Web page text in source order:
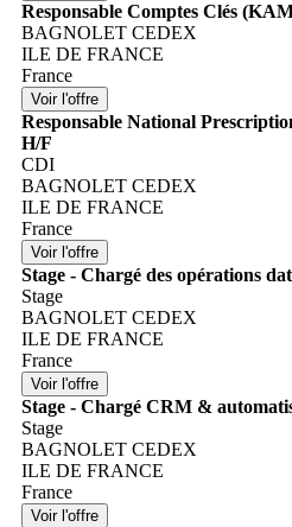
Responsable Comptes Clés
BAGNOLET CEDEX
ILE DE FRANCE
France
Responsable National
H/F
CDI
BAGNOLET CEDEX
ILE DE FRANCE
France
Stage - Chargé des opérations
Stage
BAGNOLET CEDEX
ILE DE FRANCE
France
Stage - Chargé CRM &
Stage
BAGNOLET CEDEX
ILE DE FRANCE
France